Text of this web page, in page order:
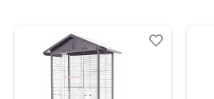
Dodaj
Uporedi